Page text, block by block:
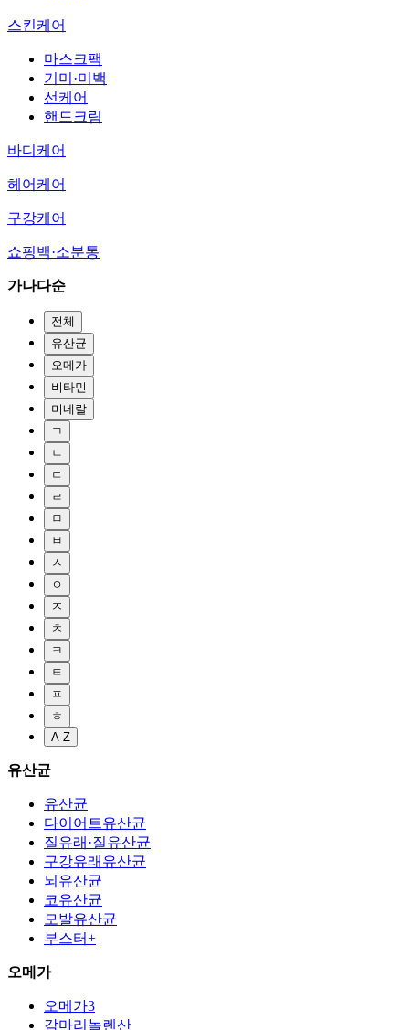
스킨케어
마스크팩
기미·미백
선케어
핸드크림
바디케어
헤어케어
구강케어
쇼핑백·소분통
가나다순
전체
유산균
오메가
비타민
미네랄
ㄱ
ㄴ
ㄷ
ㄹ
ㅁ
ㅂ
ㅅ
ㅇ
ㅈ
ㅊ
ㅋ
ㅌ
ㅍ
ㅎ
A-Z
유산균
유산균
다이어트유산균
질유래·질유산균
구강유래유산균
뇌유산균
코유산균
모발유산균
부스터+
오메가
오메가3
감마리놀렌산